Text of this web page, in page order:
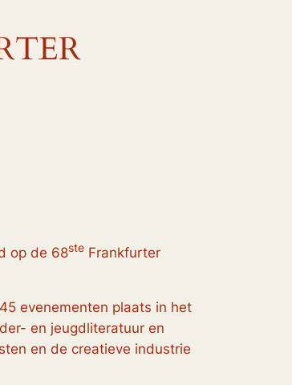
op de 68ste Frankfurter
evenementen plaats in het
en jeugdliteratuur en
en de creatieve industrie